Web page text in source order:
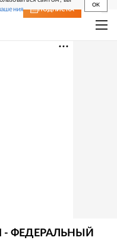
OK
ПОДПИСКА
- ФЕДЕРАЛЬНЫЙ